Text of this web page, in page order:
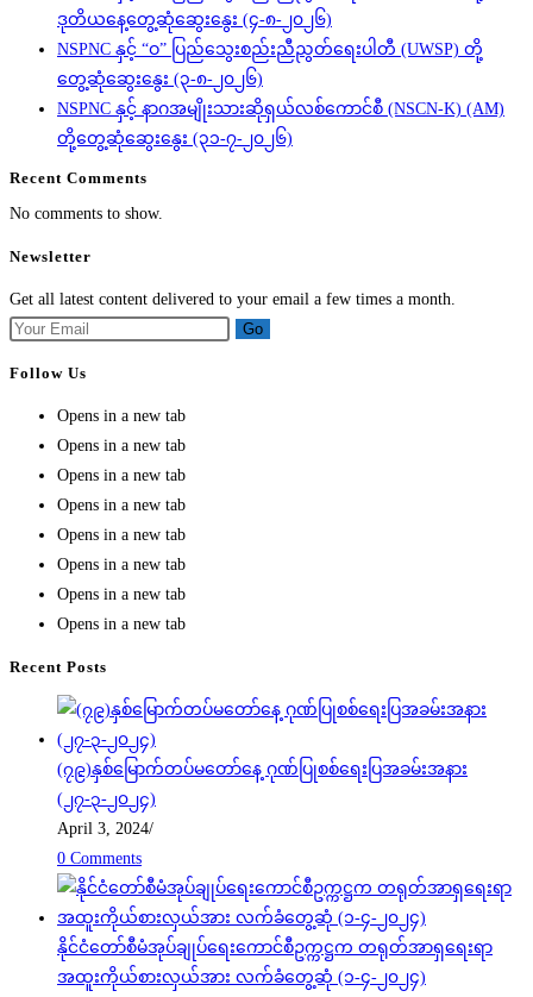
ဒုတိယနေ့တွေ့ဆုံဆွေးနွေး (၄-၈-၂၀၂၆)
NSPNC နှင့် “ဝ” ပြည်သွေးစည်းညီညွတ်ရေးပါတီ (UWSP) တို့
တွေ့ဆုံဆွေးနွေး (၃-၈-၂၀၂၆)
NSPNC နှင့် နာဂအမျိုးသားဆိုရှယ်လစ်ကောင်စီ (NSCN-K) (AM)
တို့တွေ့ဆုံဆွေးနွေး (၃၁-၇-၂၀၂၆)
Recent Comments
No comments to show.
Newsletter
Get all latest content delivered to your email a few times a month.
Go
Follow Us
Opens in a new tab
Opens in a new tab
Opens in a new tab
Opens in a new tab
Opens in a new tab
Opens in a new tab
Opens in a new tab
Opens in a new tab
Recent Posts
(၇၉)နှစ်မြောက်တပ်မတော်နေ့ ဂုဏ်ပြုစစ်ရေးပြအခမ်းအနား
(၂၇-၃-၂၀၂၄)
April 3, 2024/
0 Comments
နိုင်ငံတော်စီမံအုပ်ချုပ်ရေးကောင်စီဥက္ကဋ္ဌက တရုတ်အာရှရေးရာ
အထူးကိုယ်စားလှယ်အား လက်ခံတွေ့ဆုံ (၁-၄-၂၀၂၄)